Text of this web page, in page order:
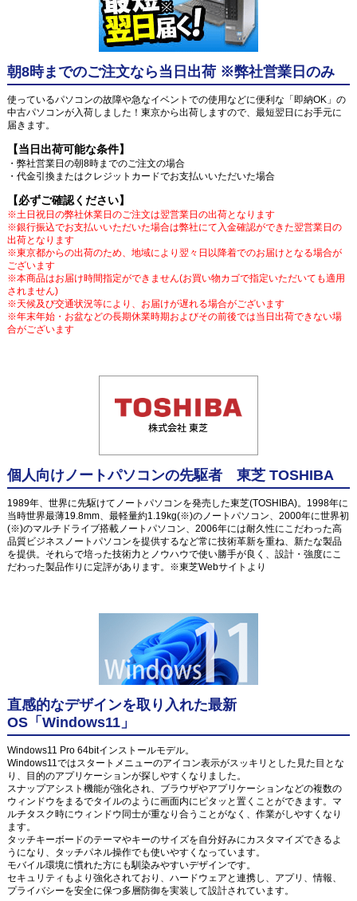
朝8時までのご注文なら当日出荷 ※弊社営業日のみ
使っているパソコンの故障や急なイベントでの使用などに便利な「即納OK」の
中古パソコンが入荷しました！東京から出荷しますので、最短翌日にお手元に
届きます。
【当日出荷可能な条件】
・弊社営業日の朝8時までのご注文の場合
・代金引換またはクレジットカードでお支払いいただいた場合
【必ずご確認ください】
※土日祝日の弊社休業日のご注文は翌営業日の出荷となります
※銀行振込でお支払いいただいた場合は弊社にて入金確認ができた翌営業日の
出荷となります
※東京都からの出荷のため、地域により翌々日以降着でのお届けとなる場合が
ございます
※本商品はお届け時間指定ができません(お買い物カゴで指定いただいても適用
されません)
※天候及び交通状況等により、お届けが遅れる場合がございます
※年末年始・お盆などの長期休業時期およびその前後では当日出荷できない場
合がございます
個人向けノートパソコンの先駆者 東芝 TOSHIBA
1989年、世界に先駆けてノートパソコンを発売した東芝(TOSHIBA)。1998年に
当時世界最薄19.8mm、最軽量約1.19kg(※)のノートパソコン、2000年に世界初
(※)のマルチドライブ搭載ノートパソコン、2006年には耐久性にこだわった高
品質ビジネスノートパソコンを提供するなど常に技術革新を重ね、新たな製品
を提供。それらで培った技術力とノウハウで使い勝手が良く、設計・強度にこ
だわった製品作りに定評があります。※東芝Webサイトより
直感的なデザインを取り入れた最新
OS「Windows11」
Windows11 Pro 64bitインストールモデル。
Windows11ではスタートメニューのアイコン表示がスッキリとした見た目とな
り、目的のアプリケーションが探しやすくなりました。
スナップアシスト機能が強化され、ブラウザやアプリケーションなどの複数の
ウィンドウをまるでタイルのように画面内にピタッと置くことができます。マ
ルチタスク時にウィンドウ同士が重なり合うことがなく、作業がしやすくなり
ます。
タッチキーボードのテーマやキーのサイズを自分好みにカスタマイズできるよ
うになり、タッチパネル操作でも使いやすくなっています。
モバイル環境に慣れた方にも馴染みやすいデザインです。
セキュリティもより強化されており、ハードウェアと連携し、アプリ、情報、
プライバシーを安全に保つ多層防御を実装して設計されています。